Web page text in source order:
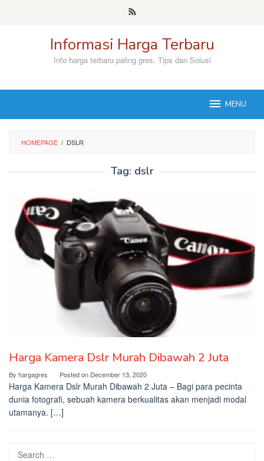
Informasi Harga Terbaru
Info harga terbaru paling gres, Tips dan Solusi
MENU
HOMEPAGE / DSLR
Tag: dslr
Harga Kamera Dslr Murah Dibawah 2 Juta
By hargagres Posted on December 13, 2020
Harga Kamera Dslr Murah Dibawah 2 Juta – Bagi para pecinta
dunia fotografi, sebuah kamera berkualitas akan menjadi modal
utamanya. […]
Search